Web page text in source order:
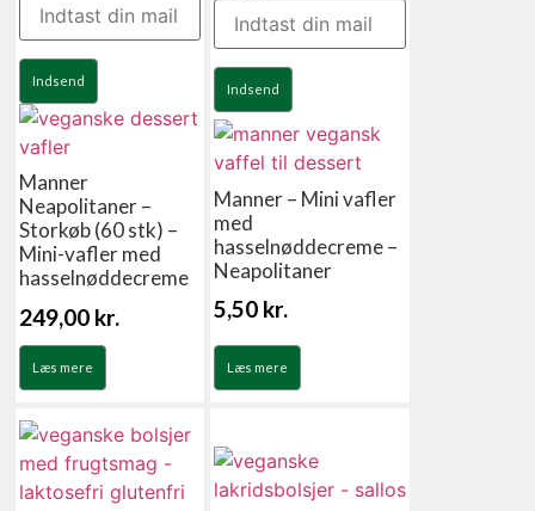
Indsend
Manner
Neapolitaner –
Storkøb (60 stk) –
Mini-vafler med
hasselnøddecreme
249,00 kr.
Læs mere
Indsend
Manner – Mini vafler
med
hasselnøddecreme –
Neapolitaner
5,50 kr.
Læs mere